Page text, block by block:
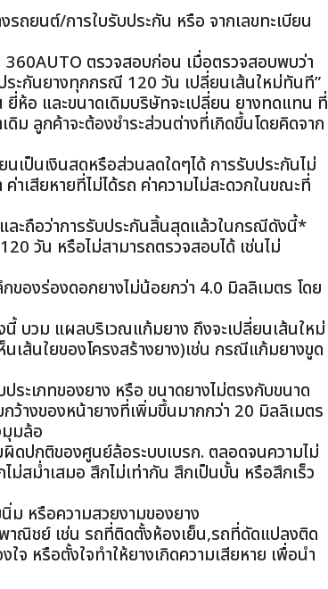
ถยนต์/การใบรับประกัน หรือ จากเลขทะเบียน
360AUTO ตรวจสอบก่อน เมื่อตรวจสอบพบว่า
ระกันยางทุกกรณี 120 วัน เปลี่ยนเส้นใหม่ทันที”
ห้อ และขนาดเดิมบริษัทจะเปลี่ยน ยางทดแทน ที่
ดิม ลูกค้าจะต้องชำระส่วนต่างที่เกิดขึ้นโดยคิดจาก
เป็นเงินสดหรือส่วนลดใดๆได้ การรับประกันไม่
าเสียหายที่ไม่ได้รถ ค่าความไม่สะดวกในขณะที่
ละถือว่าการรับประกันสิ้นสุดแล้วในกรณีดังนี้*
วัน หรือไม่สามารถตรวจสอบได้ เช่นไม่
องร่องดอกยางไม่น้อยกว่า 4.0 มิลลิเมตร โดย
นี้ บวม แผลบริเวณแก้มยาง ถึงจะเปลี่ยนเส้นใหม่
นเส้นใยของโครงสร้างยาง)เช่น กรณีแก้มยางขูด
ระเภทของยาง หรือ ขนาดยางไม่ตรงกับขนาด
ว้างของหน้ายางที่เพิ่มขึ้นมากกว่า 20 มิลลิเมตร
มล้อ
ดปกติของศูนย์ล้อระบบเบรก. ตลอดจนความไม่
สม่ำเสมอ สึกไม่เท่ากัน สึกเป็นบั้น หรือสึกเร็ว
ม หรือความสวยงามของยาง
พาณิชย์ เช่น รถที่ติดตั้งห้องเย็น,รถที่ดัดแปลงติด
หรือตั้งใจทำให้ยางเกิดความเสียหาย เพื่อนำ